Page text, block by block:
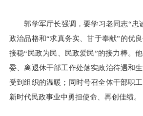
郭学军厅长强调，要学习老同志“忠
政治品格和“求真务实、甘于奉献”的优
接稳“民政为民、民政爱民”的接力棒。
委、离退休干部工作处落实政治待遇和
受到组织的温暖；同时号召全体干部职
新时代民政事业中勇担使命、再创佳绩。